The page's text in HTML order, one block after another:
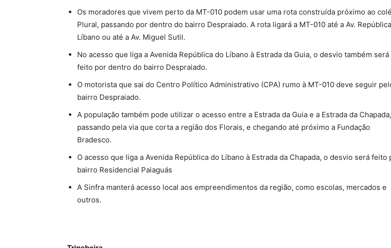
Os moradores que vivem perto da MT-010 podem usar uma rota construída próximo ao
Plural, passando por dentro do bairro Despraiado. A rota ligará a MT-010 até a Av.
Líbano ou até a Av. Miguel Sutil.
No acesso que liga a Avenida República do Líbano à Estrada da Guia, o desvio também será
feito por dentro do bairro Despraiado.
O motorista que sai do Centro Político Administrativo (CPA) rumo à MT-010 deve seguir
bairro Despraiado.
A população também pode utilizar o acesso entre a Estrada da Guia e a Estrada da Chapada,
passando pela via que corta a região dos Florais, e chegando até próximo a Fundação
Bradesco.
O acesso que liga a Avenida República do Líbano à Estrada da Chapada, o desvio será feito
bairro Residencial Paiaguás
A Sinfra manterá acesso local aos empreendimentos da região, como escolas, mercados e
outros.